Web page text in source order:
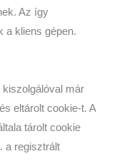
Az így
a kliens gépen.
már
eltárolt cookie-t. A
tárolt cookie
a regisztrált